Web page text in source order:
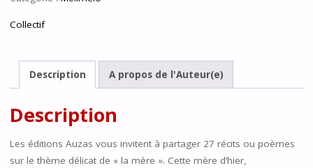
Collectif
Description A propos de l'Auteur(e)
Description
Les éditions Auzas vous invitent à partager 27 récits ou poèmes
sur le thème délicat de « la mère ». Cette mère d’hier,